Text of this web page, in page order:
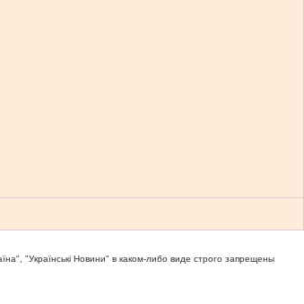
"Українськi Новини" в каком-либо виде строго запрещены